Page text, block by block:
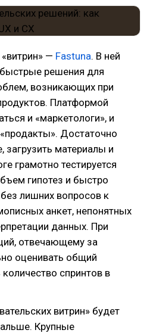
— Fastuna. В ней
решения для
возникающих при
Платформой
и «маркетологи», и
Достаточно
материалы и
грамотно тестируется
гипотез и быстро
лишних вопросов к
анкет, непонятных
данных. При
отвечающему за
оценивать общий
спринтов в
витрин» будет
Крупные